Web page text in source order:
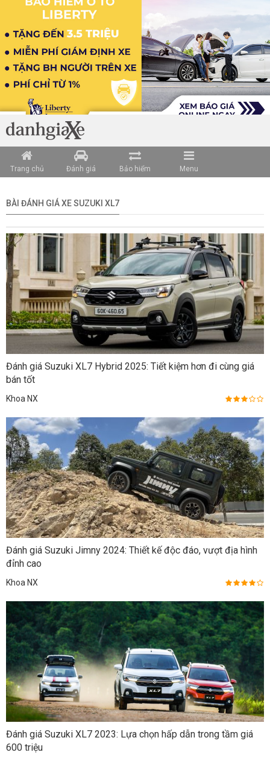
Trang chủ Đánh giá Bảo hiểm Menu
BÀI ĐÁNH GIÁ XE SUZUKI XL7
Đánh giá Suzuki XL7 Hybrid 2025: Tiết kiệm hơn đi cùng giá
bán tốt
Khoa NX
Đánh giá Suzuki Jimny 2024: Thiết kế độc đáo, vượt địa hình
đỉnh cao
Khoa NX
Đánh giá Suzuki XL7 2023: Lựa chọn hấp dẫn trong tầm giá
600 triệu